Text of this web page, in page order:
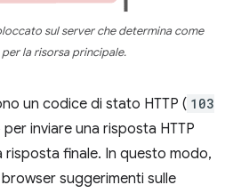
sul server che determina come
la risorsa principale.
un codice di stato HTTP ( 103
inviare una risposta HTTP
risposta finale. In questo modo,
suggerimenti sulle